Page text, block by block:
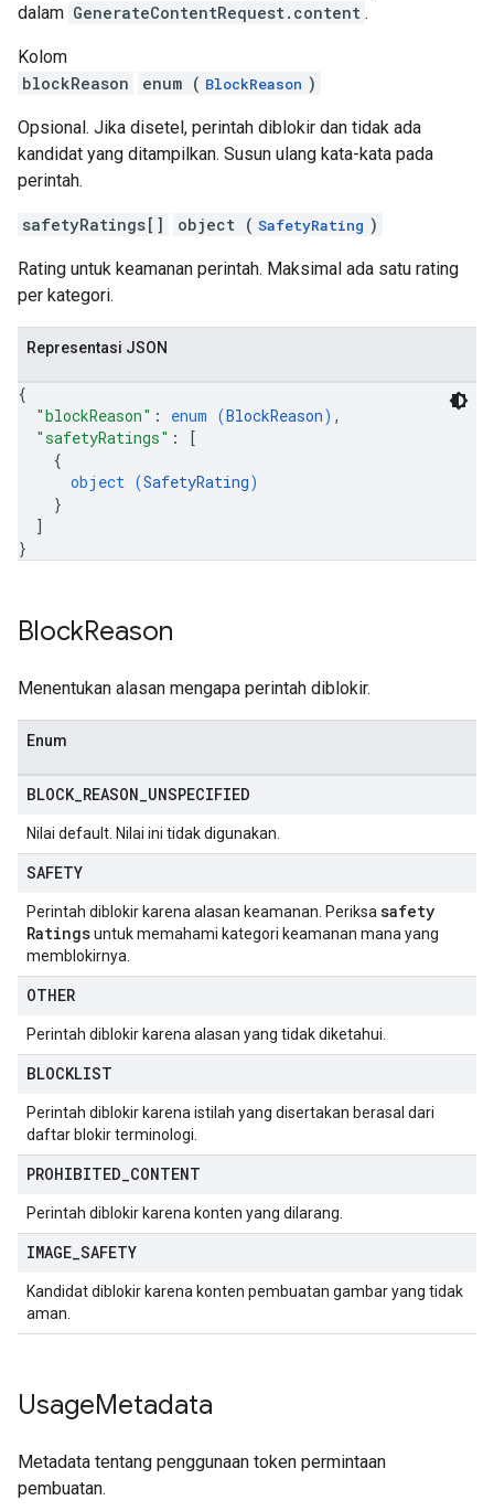
dalam GenerateContentRequest.content .
Kolom
blockReason
enum ( BlockReason )
Opsional. Jika disetel, perintah diblokir dan tidak ada
kandidat yang ditampilkan. Susun ulang kata-kata pada
perintah.
safetyRatings[] object ( SafetyRating )
Rating untuk keamanan perintah. Maksimal ada satu rating
per kategori.
Representasi JSON
{
"blockReason" : enum (BlockReason) ,
"safetyRatings" :
[
{
object (SafetyRating)
}
]
}
BlockReason
Menentukan alasan mengapa perintah diblokir.
Enum
BLOCK_ REASON UNSPECIFIED
Nilai default. Nilai ini tidak digunakan.
SAFETY
Perintah diblokir karena alasan keamanan. Periksa safety
Ratingsuntuk memahami kategori keamanan mana yang
memblokirnya.
OTHER
Perintah diblokir karena alasan yang tidak diketahui.
BLOCKLIST
Perintah diblokir karena istilah yang disertakan berasal dari
daftar blokir terminologi.
PROHIBITED CONTENT
Perintah diblokir karena konten yang dilarang.
IMAGE SAFETY
Kandidat diblokir karena konten pembuatan gambar yang tidak
aman.
UsageMetadata
Metadata tentang penggunaan token permintaan
pembuatan.